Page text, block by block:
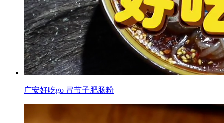
广安好吃go 冒节子肥肠粉